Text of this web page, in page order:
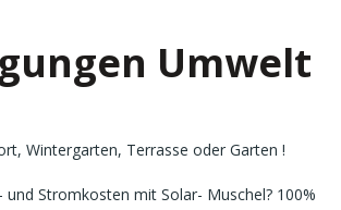
Umwelt
Wintergarten, Terrasse oder Garten !
und Stromkosten mit Solar- Muschel? 100%